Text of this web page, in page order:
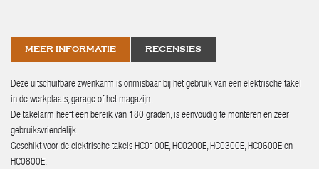
MEER INFORMATIE RECENSIES
Deze uitschuifbare zwenkarm is onmisbaar bij het gebruik van een elektrische takel
in de werkplaats, garage of het magazijn.
De takelarm heeft een bereik van 180 graden, is eenvoudig te monteren en zeer
gebruiksvriendelijk.
Geschikt voor de elektrische takels HC0100E, HC0200E, HC0300E, HC0600E en
HC0800E.